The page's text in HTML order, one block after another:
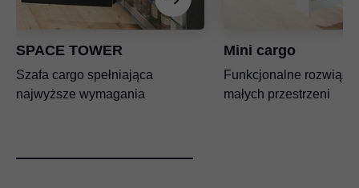
SPACE TOWER
Szafa cargo spełniająca
najwyższe wymagania
Mini cargo
Funkcjonalne
małych przestrzeni